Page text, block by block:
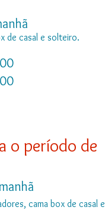
de casal e solteiro.
o período de
cama box de casal e